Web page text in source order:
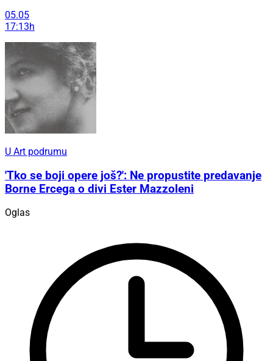
05.05
17:13h
U Art podrumu
'Tko se boji opere još?': Ne propustite predavanje
Borne Ercega o divi Ester Mazzoleni
Oglas